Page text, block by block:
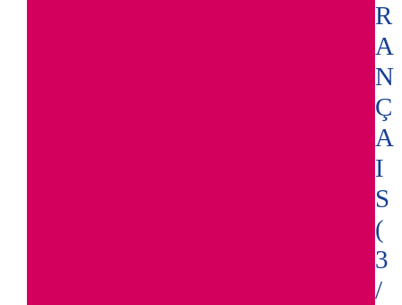
R
A
N
Ç
A
I
S
(
3
/